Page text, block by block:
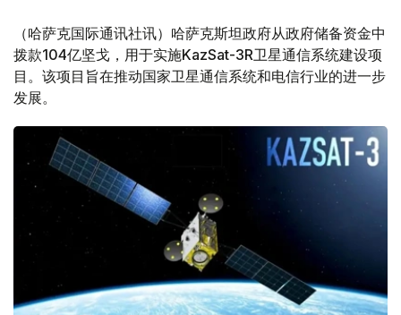
（哈萨克国际通讯社讯）哈萨克斯坦政府从政府储备资金中
拨款104亿坚戈，用于实施KazSat-3R卫星通信系统建设项
目。该项目旨在推动国家卫星通信系统和电信行业的进一步
发展。